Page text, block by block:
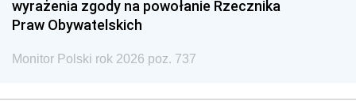
wyrażenia zgody na powołanie Rzecznika
Praw Obywatelskich
Monitor Polski rok 2026 poz. 737